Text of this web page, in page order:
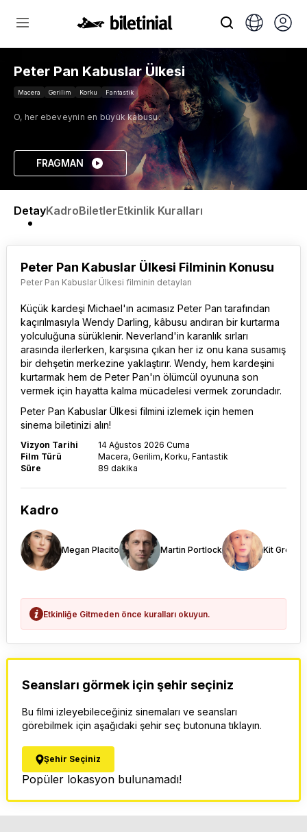
Peter Pan Kabuslar Ülkesi
Macera Gerilim Korku Fantastik
O, her ebeveynin en büyük kabusu.
FRAGMAN
DetayKadroBiletlerEtkinlik Kuralları
Peter Pan Kabuslar Ülkesi Filminin Konusu
Peter Pan Kabuslar Ülkesi filminin detayları
Küçük kardeşi Michael'ın acımasız Peter Pan tarafından
kaçırılmasıyla Wendy Darling, kâbusu andıran bir kurtarma
yolculuğuna sürüklenir. Neverland'in karanlık sırları
arasında ilerlerken, karşısına çıkan her iz onu kana susamış
bir dehşetin merkezine yaklaştırır. Wendy, hem kardeşini
kurtarmak hem de Peter Pan'ın ölümcül oyununa son
vermek için hayatta kalma mücadelesi vermek zorundadır.
Peter Pan Kabuslar Ülkesi filmini izlemek için hemen
sinema biletinizi alın!
Vizyon Tarihi
14 Ağustos 2026 Cuma
Film Türü
Macera, Gerilim, Korku, Fantastik
Süre
89 dakika
Kadro
Megan Placito Martin Portlock Kit Green
Etkinliğe Gitmeden önce kuralları okuyun.
Seansları görmek için şehir seçiniz
Bu filmi izleyebileceğiniz sinemaları ve seansları
görebilmek için aşağıdaki şehir seç butonuna tıklayın.
Şehir Seçiniz
Popüler lokasyon bulunamadı!